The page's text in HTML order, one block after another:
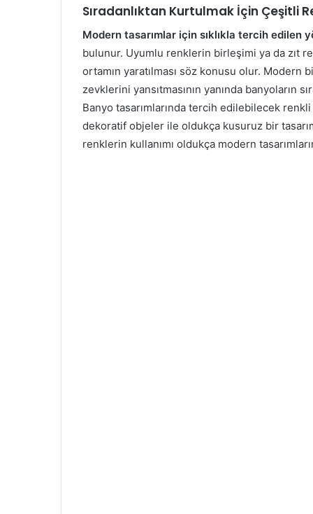
Sıradanlıktan Kurtulmak İçin Çeşitli
Modern tasarımlar için sıklıkla tercih edilen
bulunur. Uyumlu renklerin birleşimi ya da zıt
ortamın yaratılması söz konusu olur. Modern
zevklerini yansıtmasının yanında banyoların
Banyo tasarımlarında tercih edilebilecek
dekoratif objeler ile oldukça kusuruz bir
renklerin kullanımı oldukça modern